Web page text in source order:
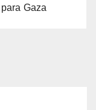
Gaza